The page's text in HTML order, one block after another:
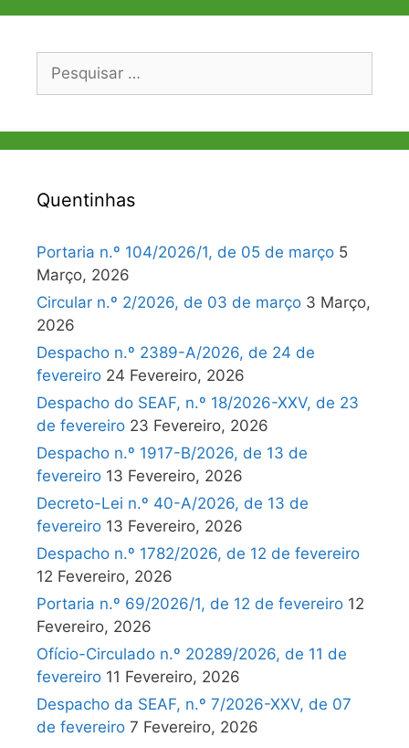
Pesquisar
Quentinhas
Portaria n.º 104/2026/1, de 05 de março 5
Março, 2026
Circular n.º 2/2026, de 03 de março 3 Março,
2026
Despacho n.º 2389-A/2026, de 24 de
fevereiro 24 Fevereiro, 2026
Despacho do SEAF, n.º 18/2026-XXV, de 23
de fevereiro 23 Fevereiro, 2026
Despacho n.º 1917-B/2026, de 13 de
fevereiro 13 Fevereiro, 2026
Decreto-Lei n.º 40-A/2026, de 13 de
fevereiro 13 Fevereiro, 2026
Despacho n.º 1782/2026, de 12 de fevereiro
12 Fevereiro, 2026
Portaria n.º 69/2026/1, de 12 de fevereiro 12
Fevereiro, 2026
Ofício-Circulado n.º 20289/2026, de 11 de
fevereiro 11 Fevereiro, 2026
Despacho da SEAF, n.º 7/2026-XXV, de 07
de fevereiro 7 Fevereiro, 2026